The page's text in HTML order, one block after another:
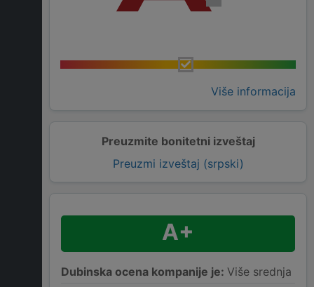
Više informacija
Preuzmite bonitetni izveštaj
Preuzmi izveštaj (srpski)
A+
Dubinska ocena kompanije je: Više srednja